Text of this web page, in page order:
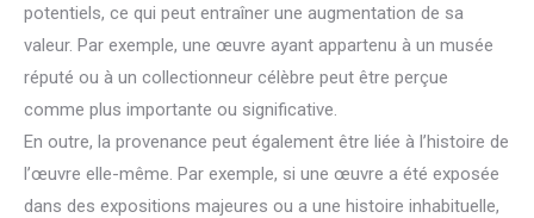
potentiels, ce qui peut entraîner une augmentation de sa
valeur. Par exemple, une œuvre ayant appartenu à un musée
réputé ou à un collectionneur célèbre peut être perçue
comme plus importante ou significative.
En outre, la provenance peut également être liée à l’histoire de
l’œuvre elle-même. Par exemple, si une œuvre a été exposée
dans des expositions majeures ou a une histoire inhabituelle,